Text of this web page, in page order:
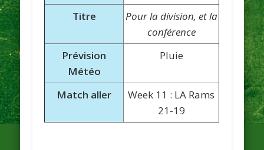
Titre
Pour la division, et la
conférence
Prévision
Météo
Pluie
Match aller
Week 11 : LA Rams
21-19